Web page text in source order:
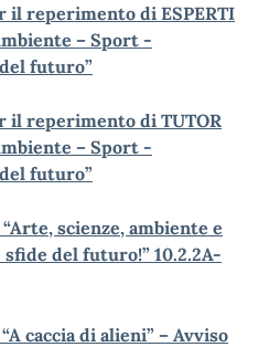
il reperimento di ESPERTI
– Sport -
futuro”
il reperimento di TUTOR
– Sport -
futuro”
scienze, ambiente e
del futuro!” 10.2.2A-
caccia di alieni” – Avviso